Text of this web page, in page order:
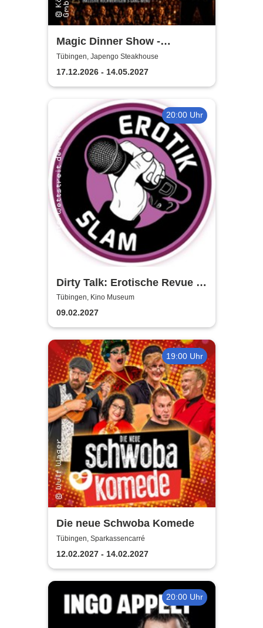
Magic Dinner Show -
Exklusive
Erlebnisgastronomie | Seit 14
Jahren & über 500 Magic
Dinner Shows
Tübingen, Japengo Steakhouse
17.12.2026 - 14.05.2027
20:00 Uhr
Dirty Talk: Erotische Revue in
Tübingen
Tübingen, Kino Museum
09.02.2027
19:00 Uhr
Die neue Schwoba Komede
Tübingen, Sparkassencarré
12.02.2027 - 14.02.2027
20:00 Uhr